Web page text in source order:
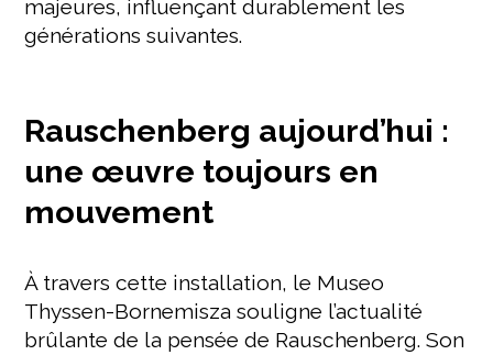
majeures, influençant durablement les
générations suivantes.
Rauschenberg aujourd’hui :
une œuvre toujours en
mouvement
À travers cette installation, le Museo
Thyssen-Bornemisza souligne l’actualité
brûlante de la pensée de Rauschenberg. Son